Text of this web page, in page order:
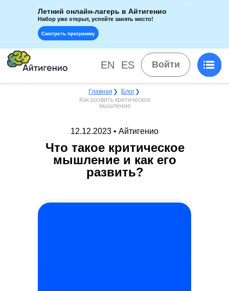
Смотреть программу
Летний онлайн-лагерь в Айтигенио
Набор уже открыт, успейте занять место!
Главная Блог
❯
❯
Как развить критическое
мышление
Что такое критическое
мышление и как его
развить?
12.12.2023 • Айтигенио